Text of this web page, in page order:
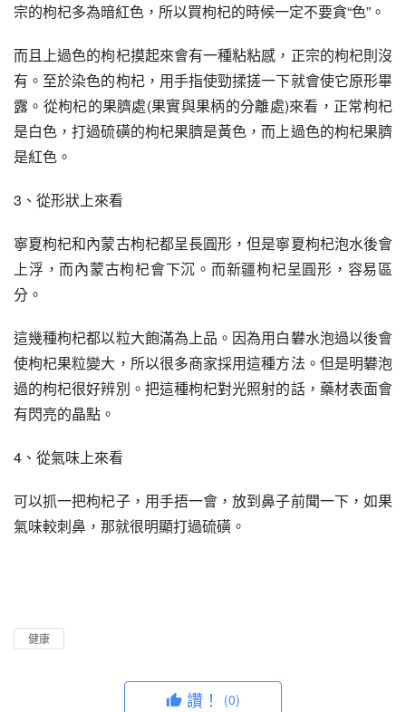
宗的枸杞多為暗紅色，所以買枸杞的時候一定不要貪“色”。
而且上過色的枸杞摸起來會有一種粘粘感，正宗的枸杞則沒
有。至於染色的枸杞，用手指使勁揉搓一下就會使它原形畢
露。從枸杞的果臍處(果實與果柄的分離處)來看，正常枸杞
是白色，打過硫磺的枸杞果臍是黃色，而上過色的枸杞果臍
是紅色。
3、從形狀上來看
寧夏枸杞和內蒙古枸杞都呈長圓形，但是寧夏枸杞泡水後會
上浮，而內蒙古枸杞會下沉。而新疆枸杞呈圓形，容易區
分。
這幾種枸杞都以粒大飽滿為上品。因為用白礬水泡過以後會
使枸杞果粒變大，所以很多商家採用這種方法。但是明礬泡
過的枸杞很好辨別。把這種枸杞對光照射的話，藥材表面會
有閃亮的晶點。
4、從氣味上來看
可以抓一把枸杞子，用手捂一會，放到鼻子前聞一下，如果
氣味較刺鼻，那就很明顯打過硫磺。
健康
讚！ (0)